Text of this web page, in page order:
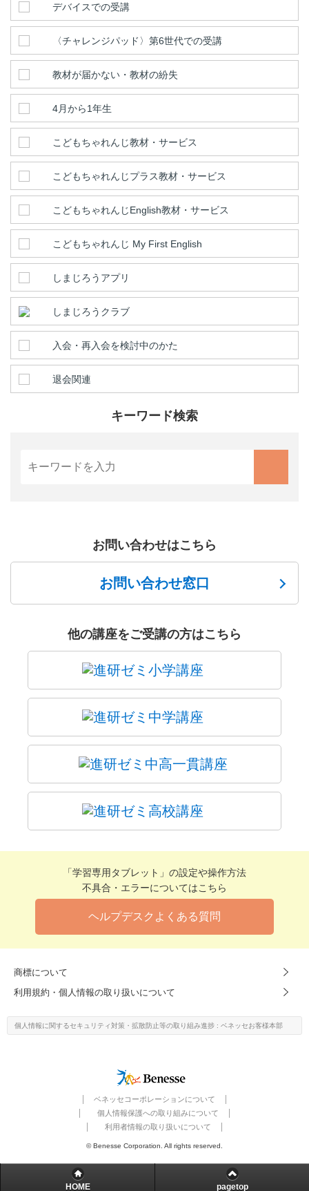
デバイスでの受講
〈チャレンジパッド〉第6世代での受講
教材が届かない・教材の紛失
4月から1年生
こどもちゃれんじ教材・サービス
こどもちゃれんじプラス教材・サービス
こどもちゃれんじEnglish教材・サービス
こどもちゃれんじ My First English
しまじろうアプリ
しまじろうクラブ
入会・再入会を検討中のかた
退会関連
キーワード検索
お問い合わせはこちら
お問い合わせ窓口
他の講座をご受講の方はこちら
「学習専用タブレット」の設定や操作方法
不具合・エラーについてはこちら
ヘルプデスクよくある質問
商標について
利用規約・個人情報の取り扱いについて
個人情報に関するセキュリティ対策・ 拡散防止等の取り組み進捗 : ベネッセお客様本部
ベネッセコーポレーションについて
個人情報保護への取り組みについて
利用者情報の取り扱いについて
© Benesse Corporation. All rights reserved.
HOME pagetop